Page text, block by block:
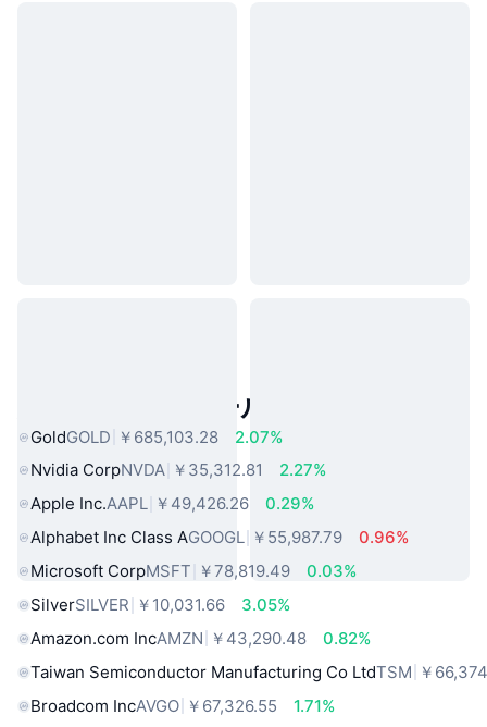
人気のリアルワールドアセット
GoldGOLD ￥685,103.28
2.07%
Nvidia CorpNVDA ￥35,312.81
2.27%
Apple Inc.AAPL ￥49,426.26
0.29%
Alphabet Inc Class AGOOGL ￥55,987.79
0.96%
Microsoft CorpMSFT ￥78,819.49
0.03%
SilverSILVER ￥10,031.66
3.05%
Amazon.com IncAMZN ￥43,290.48
0.82%
Taiwan Semiconductor Manufacturing Co LtdTSM ￥
Broadcom IncAVGO ￥67,326.55
1.71%